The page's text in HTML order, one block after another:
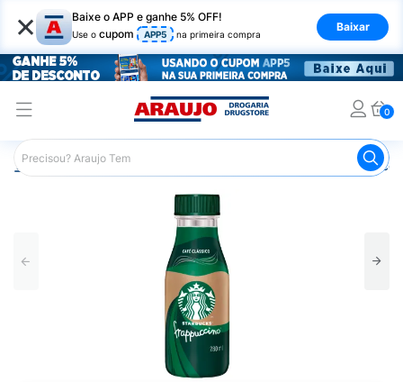
× Baixe o APP e ganhe 5% OFF!
Use o cupom APP5 na primeira compra
Baixar
0
Araujo Mercado